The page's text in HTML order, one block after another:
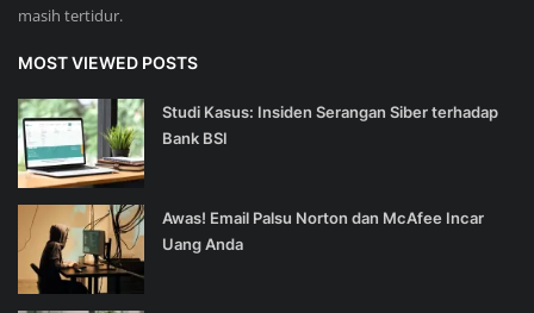
masih tertidur.
MOST VIEWED POSTS
Studi Kasus: Insiden Serangan Siber terhadap
Bank BSI
Awas! Email Palsu Norton dan McAfee Incar
Uang Anda